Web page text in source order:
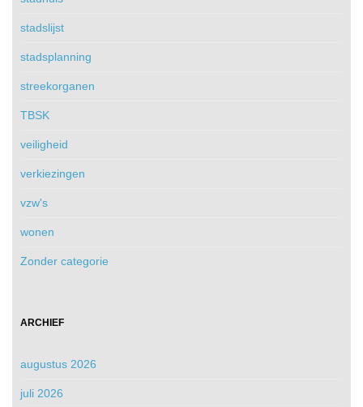
stadslijst
stadsplanning
streekorganen
TBSK
veiligheid
verkiezingen
vzw's
wonen
Zonder categorie
ARCHIEF
augustus 2026
juli 2026